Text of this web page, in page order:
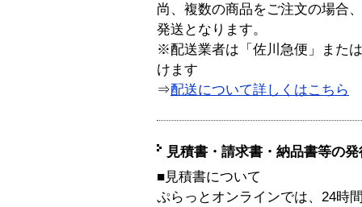
尚、複数の商品をご注文の場合
発送となります。
※配送業者は「佐川急便」また
けます
⇒配送について詳しくはこちら
見積書・請求書・納品書等の
■見積書について
ぷらっとオンラインでは、24時